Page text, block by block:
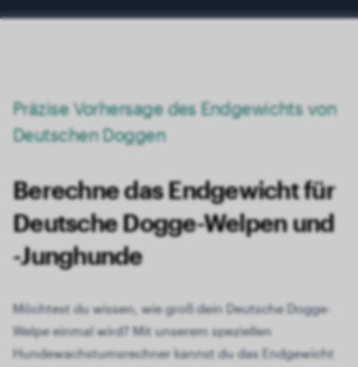
23 Monate 59.00 kg
Präzise Vorhersage des Endgewichts von
Deutschen Doggen
Berechne das Endgewicht für
Deutsche Dogge-Welpen und
-Junghunde
Möchtest du wissen, wie groß dein Deutsche Dogge-
Welpe einmal wird? Mit unserem speziellen
Hundewachstumsrechner kannst du das Endgewicht